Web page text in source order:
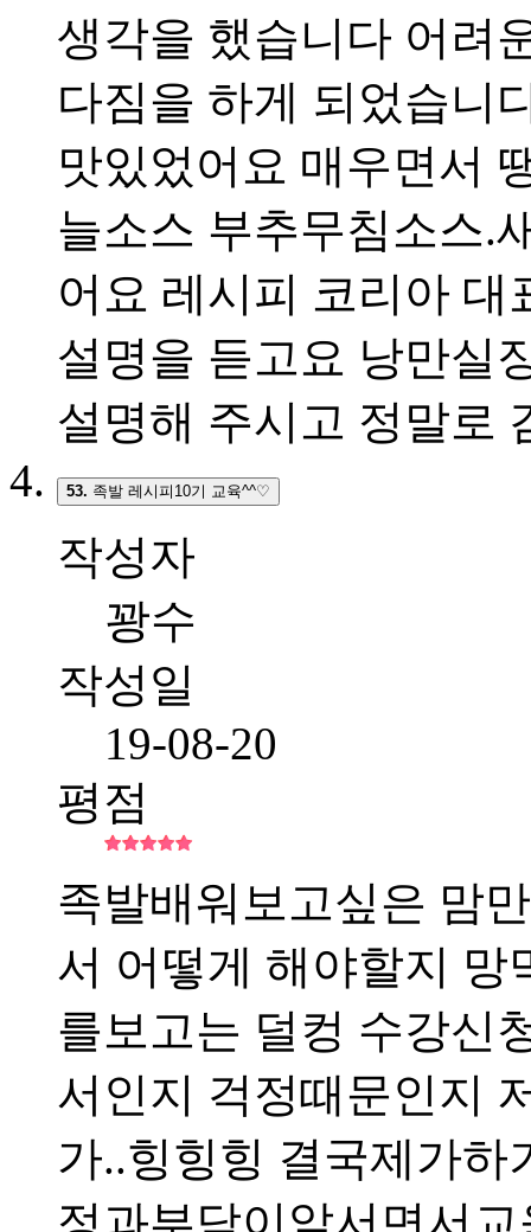
생각을 했습니다 어려
다짐을 하게 되었습니
맛있었어요 매우면서
늘소스 부추무침소스.
어요 레시피 코리아
설명을 듣고요 낭만실
설명해 주시고 정말로
53. 족발 레시피10기 교육^^♡
작성자
꽝수
작성일
19-08-20
평점
족발배워보고싶은 맘
서 어떻게 해야할지 망
를보고는 덜컹 수강신
서인지 걱정때문인지
가..힝힝힝 결국제가하
정과부담이앞서면서